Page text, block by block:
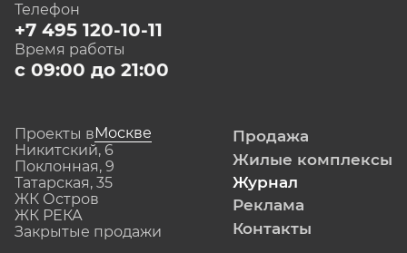
Телефон
+7 495 120-10-11
Время работы
с 09:00 до 21:00
Проекты вМоскве
Никитский, 6
Поклонная, 9
Татарская, 35
ЖК Остров
ЖК РЕКА
Закрытые продажи
Продажа
Жилые комплексы
Журнал
Реклама
Контакты